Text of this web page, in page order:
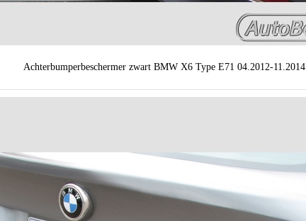
Achterbumperbeschermer zwart BMW X6 Type E71 04.2012-11.2014